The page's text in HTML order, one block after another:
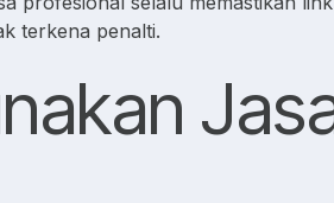
terkena penalti.